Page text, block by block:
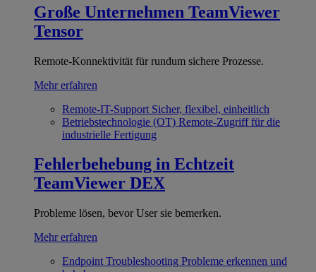
Große Unternehmen TeamViewer
Tensor
Remote-Konnektivität für rundum sichere Prozesse.
Mehr erfahren
Remote-IT-Support Sicher, flexibel, einheitlich
Betriebstechnologie (OT) Remote-Zugriff für die
industrielle Fertigung
Fehlerbehebung in Echtzeit
TeamViewer DEX
Probleme lösen, bevor User sie bemerken.
Mehr erfahren
Endpoint Troubleshooting Probleme erkennen und